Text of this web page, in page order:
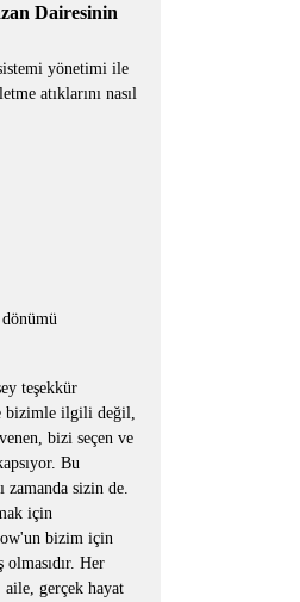
Dairesinin
yönetimi ile
atıklarını nasıl
teşekkür
bizimle ilgili değil,
bizi seçen ve
Bu
sizin de.
için
bizim için
Her
aile, gerçek hayat